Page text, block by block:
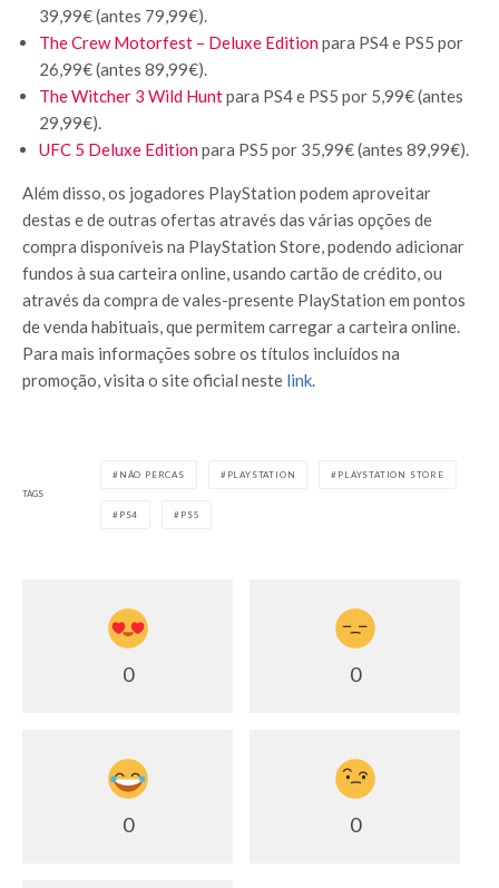
39,99€ (antes 79,99€).
The Crew Motorfest – Deluxe Editionpara PS4 e PS5 por
26,99€ (antes 89,99€).
The Witcher 3 Wild Huntpara PS4 e PS5 por 5,99€ (antes
29,99€).
UFC 5 Deluxe Editionpara PS5 por 35,99€ (antes 89,99€).
Além disso, os jogadores PlayStation podem aproveitar
destas e de outras ofertas através das várias opções de
compra disponíveis na PlayStation Store, podendo adicionar
fundos à sua carteira online, usando cartão de crédito, ou
através da compra de vales-presente PlayStation em pontos
de venda habituais, que permitem carregar a carteira online.
Para mais informações sobre os títulos incluídos na
promoção, visita o site oficial neste link.
TAGS
NÃO PERCAS PLAYSTATION PLAYSTATION STORE
PS4 PS5
0 0
0 0